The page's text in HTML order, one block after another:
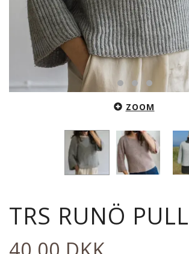
ZOOM
TRS RUNÖ